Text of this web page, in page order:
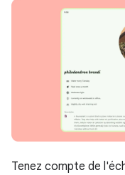
Tenez compte de